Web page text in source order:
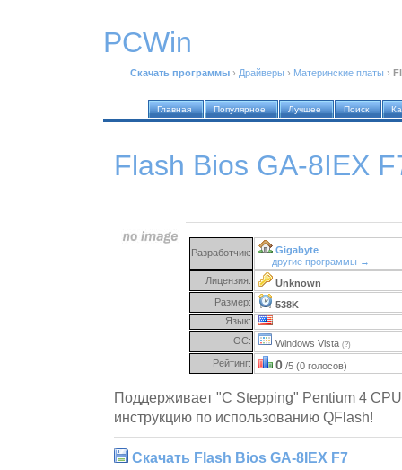
PCWin
Скачать программы › Драйверы › Материнские платы ›
Главная Популярное Лучшее Поиск
Flash Bios GA-8IEX
Разработчик:
Gigabyte
другие программы →
Лицензия:
Unknown
Размер:
538K
Язык:
ОС:
Windows Vista (?)
Рейтинг: 0 /5 (0 голосов)
Поддерживает "C Stepping" Pentium 4
инструкцию по использованию QFlash!
Скачать Flash Bios GA-8IEX F7